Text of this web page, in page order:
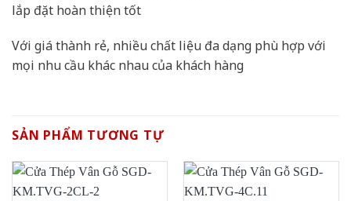
lắp đặt hoàn thiện tốt
Với giá thành rẻ, nhiều chất liệu đa dạng phù hợp với
mọi nhu cầu khác nhau của khách hàng
SẢN PHẨM TƯƠNG TỰ